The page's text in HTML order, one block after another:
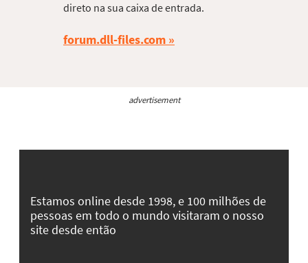
direto na sua caixa de entrada.
forum.dll-files.com
advertisement
Estamos online desde 1998, e 100 milhões de
pessoas em todo o mundo visitaram o nosso
site desde então